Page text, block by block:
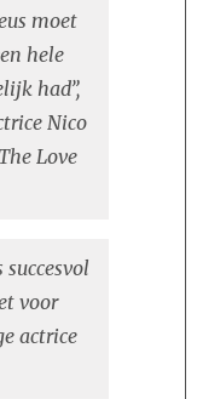
moet
hele
had”,
Nico
Love
voor
actrice